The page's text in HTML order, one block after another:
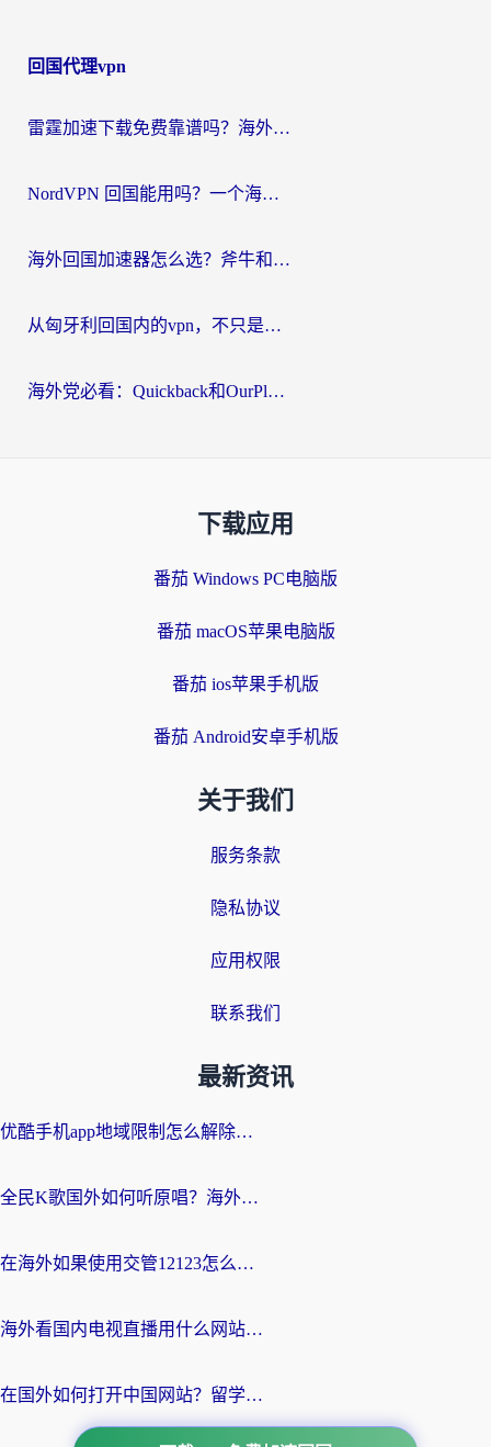
回国代理vpn
雷霆加速下载免费靠谱吗？海外党选回国加速器的避坑指南（附热门工具对比）
NordVPN 回国能用吗？一个海外用户必须面对的真实困境
海外回国加速器怎么选？斧牛和海龟哪个好？一篇帮你避开坑的实用指南
从匈牙利回国内的vpn，不只是为了刷剧那么简单
海外党必看：Quickback和OurPlay好用吗？3分钟选对回国加速器，无缝刷剧玩游戏
下载应用
番茄 Windows PC电脑版
番茄 macOS苹果电脑版
番茄 ios苹果手机版
番茄 Android安卓手机版
关于我们
服务条款
隐私协议
应用权限
联系我们
最新资讯
优酷手机app地域限制怎么解除？海外党亲测有效的追剧方案
全民K歌国外如何听原唱？海外党亲测有效的回国加速器选择指南
在海外如果使用交管12123怎么处理？留学生亲测有效的回国加速方案
海外看国内电视直播用什么网站比较好？一篇解决你所有追剧难题的实用指南
在国外如何打开中国网站？留学生与海外华人的无缝访问指南